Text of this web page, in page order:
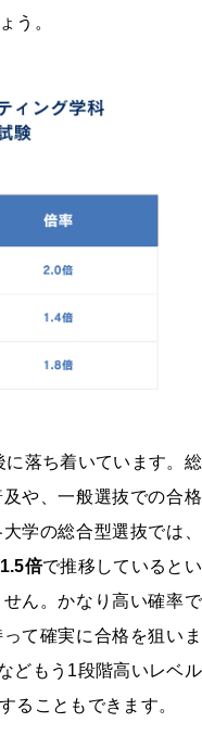
う。
に落ち着いています。総
や、一般選抜での合格
学の総合型選抜では、
1.5倍で推移しているとい
ん。かなり高い確率で
て確実に合格を狙いま
どもう1段階高いレベル
ることもできます。